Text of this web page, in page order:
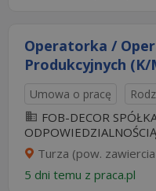
Operatorka /
Produkcyjnych (K/
Umowa o pracę
FOB-DECOR
ODPOWIEDZIALNOŚCIĄ
Turza (pow.
5 dni temu z praca.pl